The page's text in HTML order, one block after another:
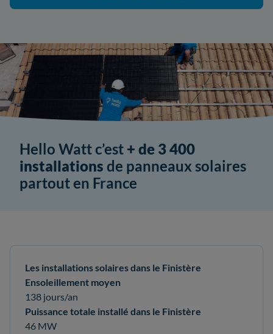
Hello Watt c’est + de 3 400
installations de panneaux solaires
partout en France
Les installations solaires dans le Finistère
Ensoleillement moyen
138 jours/an
Puissance totale installé dans le Finistère
46 MW